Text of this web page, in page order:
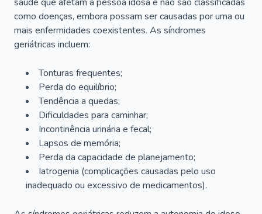
como doenças, embora possam ser causadas por uma ou
mais enfermidades coexistentes. As síndromes
geriátricas incluem:
Tonturas frequentes;
Perda do equilíbrio;
Tendência a quedas;
Dificuldades para caminhar;
Incontinência urinária e fecal;
Lapsos de memória;
Perda da capacidade de planejamento;
Iatrogenia (complicações causadas pelo uso
inadequado ou excessivo de medicamentos).